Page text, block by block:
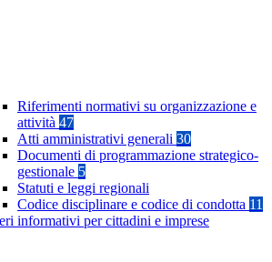
Riferimenti normativi su organizzazione e
attività 47
Atti amministrativi generali 30
Documenti di programmazione strategico-
gestionale 5
Statuti e leggi regionali
Codice disciplinare e codice di condotta 11
informativi per cittadini e imprese